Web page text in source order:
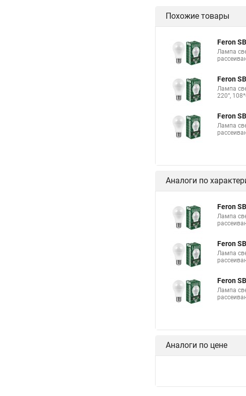
Похожие товары
Feron
Лампа
Feron
Лампа
220°,
Feron
Лампа
Аналоги по
Feron
Лампа
Feron
Лампа
Feron
Лампа
Аналоги по цене